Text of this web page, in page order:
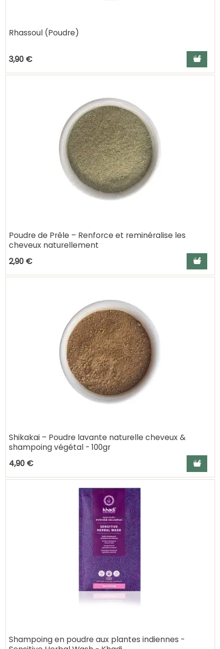
Rhassoul (Poudre)
3,90 € Ajouter
Poudre de Prêle – Renforce et reminéralise les
cheveux naturellement
2,90 €
Ajouter
Shikakai – Poudre lavante naturelle cheveux &
shampoing végétal - 100gr
4,90 €
Ajouter
Shampoing en poudre aux plantes indiennes -